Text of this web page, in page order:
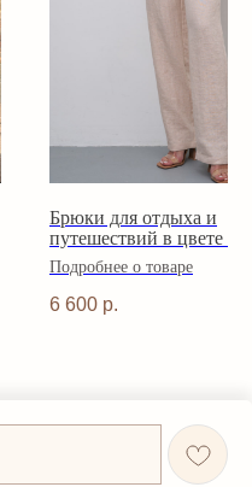
Брюки для отдыха и
путешествий в цвете
молоко
Подробнее о товаре
6 600 р.